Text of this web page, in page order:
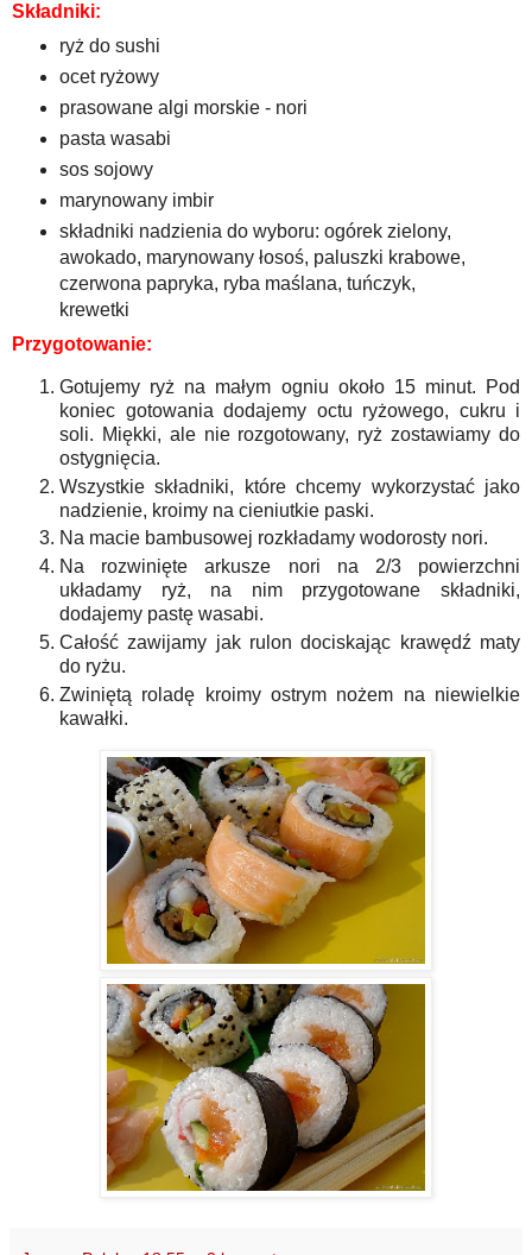
Składniki:
ryż do sushi
ocet ryżowy
prasowane algi morskie - nori
pasta wasabi
sos sojowy
marynowany imbir
składniki nadzienia do wyboru: ogórek zielony,
awokado, marynowany łosoś, paluszki krabowe,
czerwona papryka, ryba maślana, tuńczyk,
krewetki
Przygotowanie:
Gotujemy ryż na małym ogniu około 15 minut. Pod
koniec gotowania dodajemy octu ryżowego, cukru i
soli. Miękki, ale nie rozgotowany, ryż zostawiamy do
ostygnięcia.
Wszystkie składniki, które chcemy wykorzystać jako
nadzienie, kroimy na cieniutkie paski.
Na macie bambusowej rozkładamy wodorosty nori.
Na rozwinięte arkusze nori na 2/3 powierzchni
układamy ryż, na nim przygotowane składniki,
dodajemy pastę wasabi.
Całość zawijamy jak rulon dociskając krawędź maty
do ryżu.
Zwiniętą roladę kroimy ostrym nożem na niewielkie
kawałki.